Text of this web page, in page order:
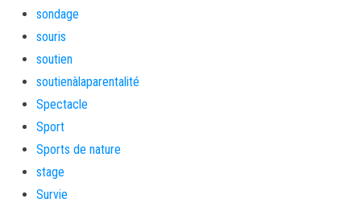
sondage
souris
soutien
soutienàlaparentalité
Spectacle
Sport
Sports de nature
stage
Survie